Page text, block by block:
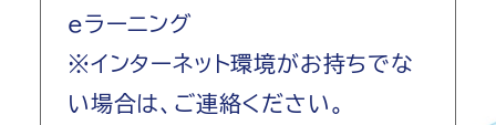
eラーニング
※インターネット環境がお持ちでな
い場合は、ご連絡ください。